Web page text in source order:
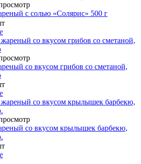
с солью «Солярис» 500 г
со вкусом грибов со сметаной,
со вкусом крылышек барбекю,